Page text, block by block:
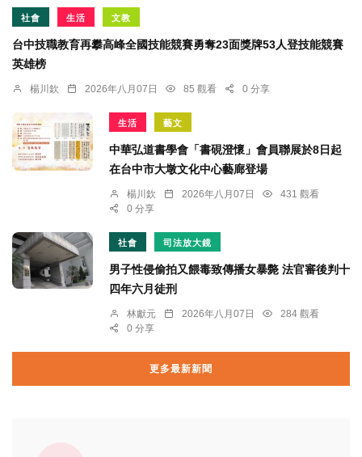
社會 生活 文教
台中技職教育再攀高峰全國技能競賽勇奪23面獎牌53人登技能競賽
英雄榜
楊川欽 2026年八月07日 85 觀看 0 分享
生活 藝文
中華弘道書學會「書硯澄懷」會員聯展於8日起
在台中市大墩文化中心藝廊登場
楊川欽 2026年八月07日
431 觀看
0 分享
社會 司法放大鏡
男子性侵偷拍又餵毒致傳播女暴斃 法官審後判十
四年六月徒刑
林獻元 2026年八月07日
284 觀看
0 分享
更多最新新聞